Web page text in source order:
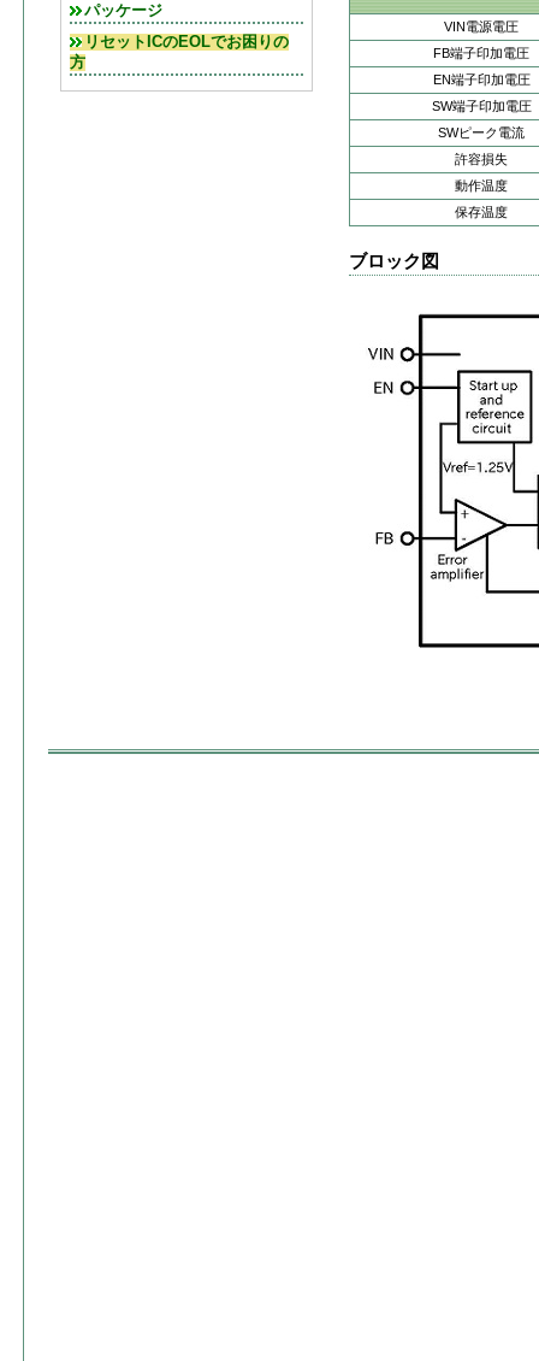
パッケージ
リセットICのEOLでお困りの
方
VIN電源電圧
FB端子印加電圧
EN端子印加電圧
SW端子印加電圧
SWピーク電流
許容損失
動作温度
保存温度
ブロック図